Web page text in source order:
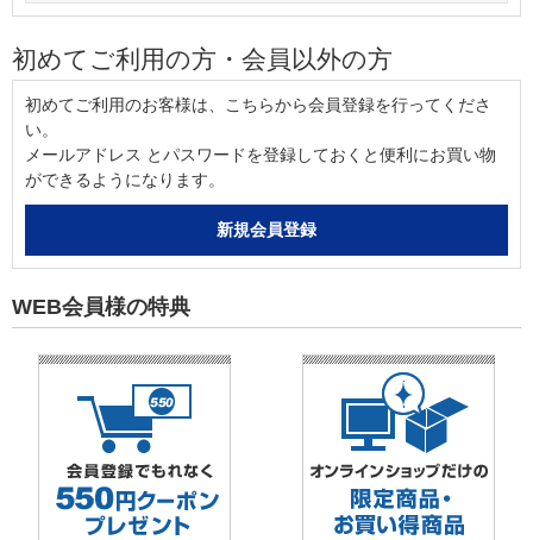
初めてご利用の方・会員以外の方
初めてご利用のお客様は、こちらから会員登録を行ってくださ
い。
メールアドレス とパスワードを登録しておくと便利にお買い物
ができるようになります。
WEB会員様の特典